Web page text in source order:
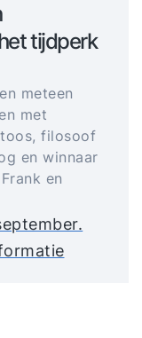
tijdperk
meteen
met
filosoof
en winnaar
en